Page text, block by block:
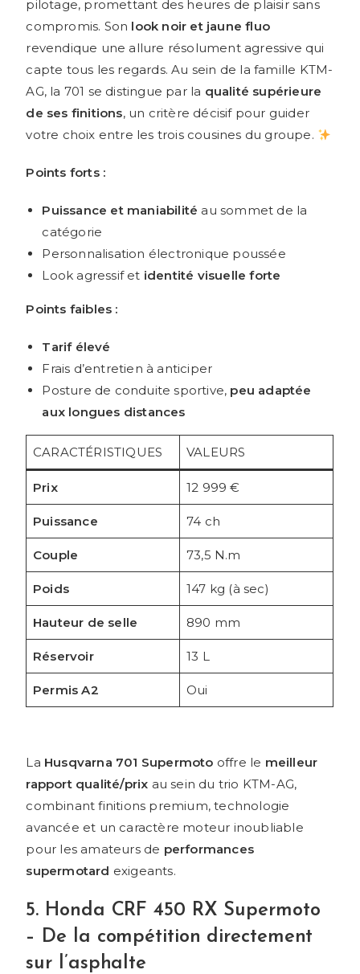
pilotage, promettant des heures de plaisir sans
compromis. Son look noir et jaune fluo
revendique une allure résolument agressive qui
capte tous les regards. Au sein de la famille KTM-
AG, la 701 se distingue par la qualité supérieure
de ses finitions, un critère décisif pour guider
votre choix entre les trois cousines du groupe.
Points forts :
Puissance et maniabilité au sommet de la
catégorie
Personnalisation électronique poussée
Look agressif et identité visuelle forte
Points faibles :
Tarif élevé
Frais d’entretien à anticiper
Posture de conduite sportive, peu adaptée
aux longues distances
CARACTÉRISTIQUES VALEURS
Prix 12 999 €
Puissance 74 ch
Couple 73,5 N.m
Poids 147 kg (à sec)
Hauteur de selle 890 mm
Réservoir 13 L
Permis A2 Oui
La Husqvarna 701 Supermoto offre le meilleur
rapport qualité/prix au sein du trio KTM-AG,
combinant finitions premium, technologie
avancée et un caractère moteur inoubliable
pour les amateurs de performances
supermotard exigeants.
5. Honda CRF 450 RX Supermoto
– De la compétition directement
sur l’asphalte